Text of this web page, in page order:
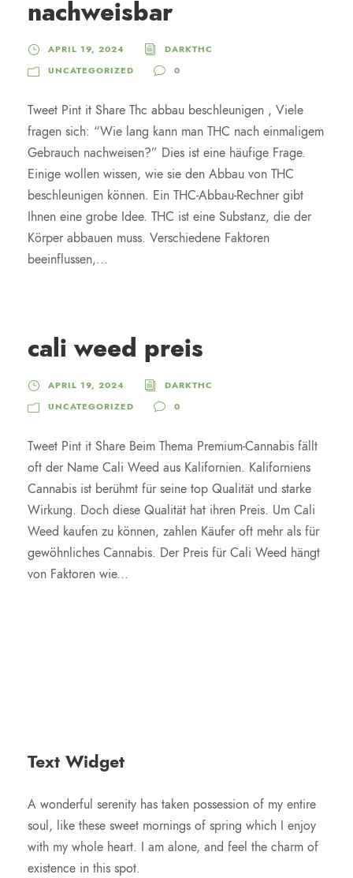
nachweisbar
APRIL 19, 2024
DARKTHC
UNCATEGORIZED
0
Tweet Pint it Share Thc abbau beschleunigen , Viele
fragen sich: “Wie lang kann man THC nach einmaligem
Gebrauch nachweisen?” Dies ist eine häufige Frage.
Einige wollen wissen, wie sie den Abbau von THC
beschleunigen können. Ein THC-Abbau-Rechner gibt
Ihnen eine grobe Idee. THC ist eine Substanz, die der
Körper abbauen muss. Verschiedene Faktoren
beeinflussen,...
cali weed preis
APRIL 19, 2024
DARKTHC
UNCATEGORIZED
0
Tweet Pint it Share Beim Thema Premium-Cannabis fällt
oft der Name Cali Weed aus Kalifornien. Kaliforniens
Cannabis ist berühmt für seine top Qualität und starke
Wirkung. Doch diese Qualität hat ihren Preis. Um Cali
Weed kaufen zu können, zahlen Käufer oft mehr als für
gewöhnliches Cannabis. Der Preis für Cali Weed hängt
von Faktoren wie...
Text Widget
A wonderful serenity has taken possession of my entire
soul, like these sweet mornings of spring which I enjoy
with my whole heart. I am alone, and feel the charm of
existence in this spot.